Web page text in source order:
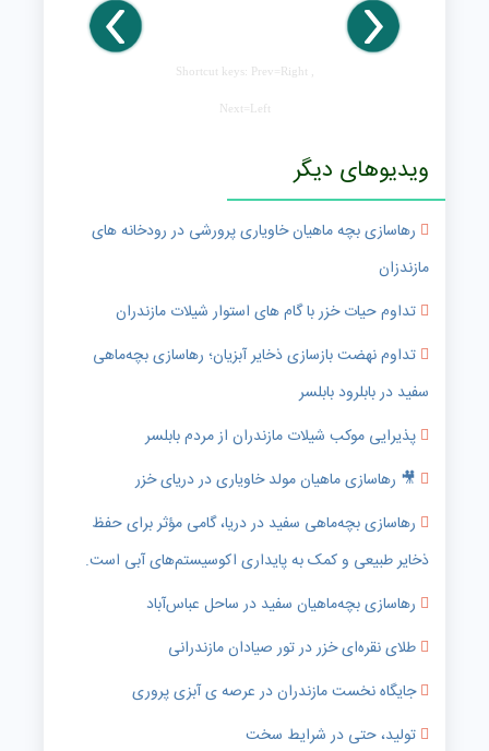
Shortcut keys: Prev=Right ,
Next=Left
ویدیوهای دیگر
رهاسازی بچه ماهیان خاویاری پرورشی در رودخانه های
مازندزان
تداوم حیات خزر با گام های استوار شیلات مازندران
تداوم نهضت بازسازی ذخایر آبزیان؛ رهاسازی بچه‌ماهی
سفید در بابلرود بابلسر
پذیرایی موکب شیلات مازندران از مردم بابلسر
🎥 رهاسازی ماهیان مولد خاویاری در دریای خزر
رهاسازی بچه‌ماهی سفید در دریا، گامی مؤثر برای حفظ
ذخایر طبیعی و کمک به پایداری اکوسیستم‌های آبی است.
رهاسازی بچه‌ماهیان سفید در ساحل عباس‌آباد
طلای نقره‌ای خزر در تور صیادان مازندرانی
جایگاه نخست مازندران در عرصه ی آبزی پروری
تولید، حتی در شرایط سخت